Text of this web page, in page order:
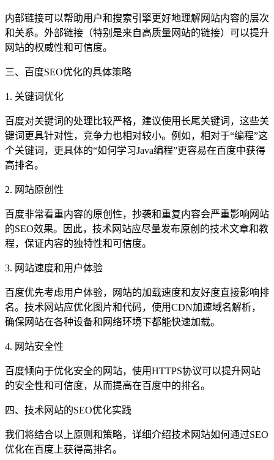
内部链接可以帮助用户和搜索引擎更好地理解网站内容的层次
和关系。外部链接（特别是来自高质量网站的链接）可以提升
网站的权威性和可信度。
三、百度SEO优化的具体策略
1. 关键词优化
百度对关键词的处理比较严格，建议使用长尾关键词，这些关
键词更具针对性，竞争力也相对较小。例如，相对于“编程”这
个关键词，更具体的“如何学习Java编程”更容易在百度中获得
高排名。
2. 网站原创性
百度非常看重内容的原创性，抄袭和重复内容会严重影响网站
的SEO效果。因此，技术网站应尽量发布原创的技术文章和教
程，保证内容的独特性和可信度。
3. 网站速度和用户体验
百度优先考虑用户体验，网站的加载速度和友好度直接影响排
名。技术网站应优化图片和代码，使用CDN加速域名解析，
确保网站在各种设备和网络环境下都能快速加载。
4. 网站安全性
百度倾向于优化安全的网站，使用HTTPS协议可以提升网站
的安全性和可信度，从而提高在百度中的排名。
四、技术网站的SEO优化实践
我们将结合以上原则和策略，详细介绍技术网站如何通过SEO
优化在百度上获得高排名。